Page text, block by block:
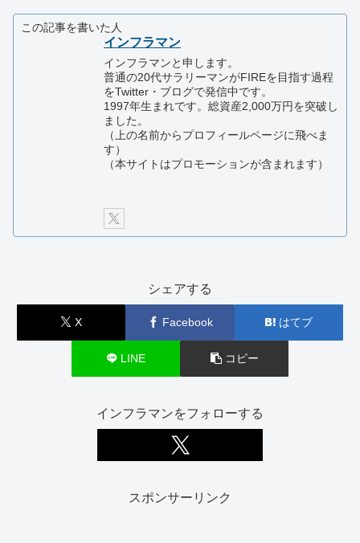
この記事を書いた人
インフラマン
インフラマンと申します。
普通の20代サラリーマンがFIREを目指す過程
をTwitter・ブログで発信中です。
1997年生まれです。総資産2,000万円を突破し
ました。
（上の名前からプロフィールページに飛べま
す）
（本サイトはプロモーションが含まれます）
シェアする
X Facebook はてブ
LINE コピー
インフラマンをフォローする
スポンサーリンク